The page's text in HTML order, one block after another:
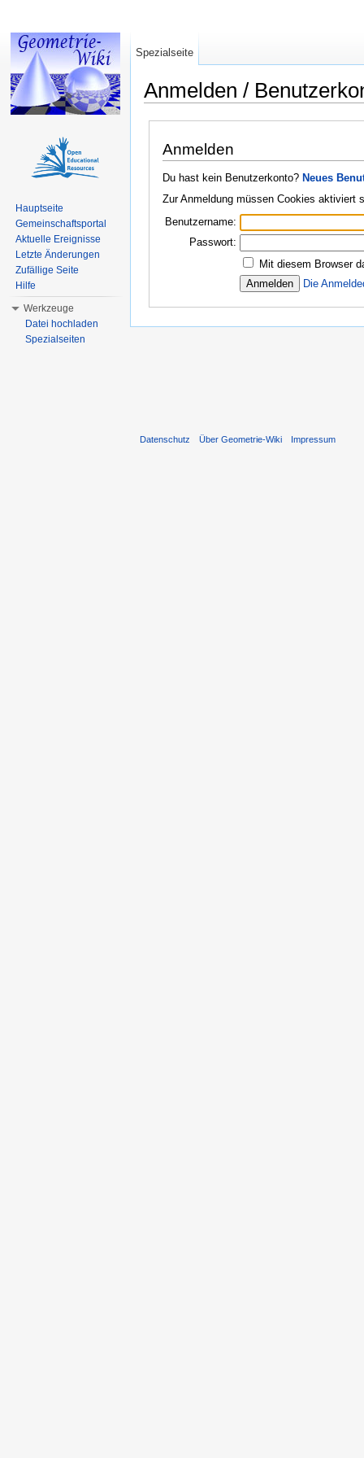
Anmelden /
Anmelden
Du hast kein Benutzerkonto? Neues
Zur Anmeldung müssen Cookies aktiviert
Benutzername:
Passwort:
Mit diesem Browser
Die
Spezialseite
Hauptseite
Gemeinschaftsportal
Aktuelle Ereignisse
Letzte Änderungen
Zufällige Seite
Hilfe
Werkzeuge
Datei hochladen
Spezialseiten
Datenschutz Über Geometrie-Wiki Impressum